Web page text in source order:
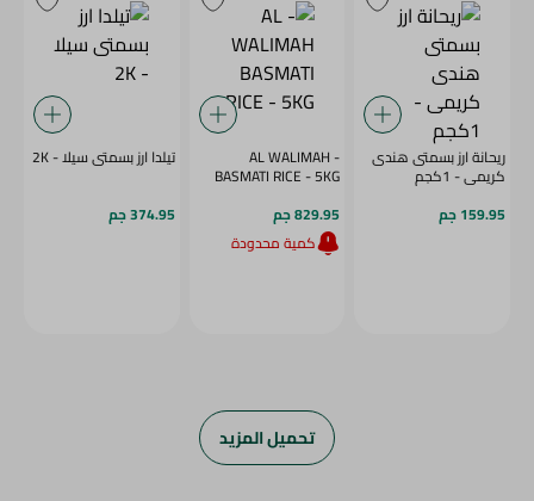
ريحانة ارز بسمتى هندى
كريمى - 1كجم
159.95 جم
- AL WALIMAH
BASMATI RICE - 5KG
829.95 جم
كمية محدودة
تيلدا ارز بسمتى سيلا - 2K
374.95 جم
تحميل المزيد